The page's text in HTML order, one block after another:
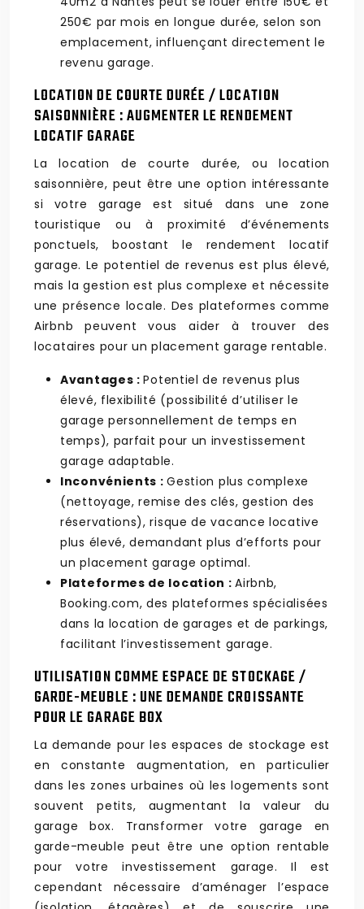
250€ par mois en longue durée, selon son
emplacement, influençant directement le
revenu garage.
LOCATION DE COURTE DURÉE / LOCATION
SAISONNIÈRE : AUGMENTER LE RENDEMENT
LOCATIF GARAGE
La location de courte durée, ou location
saisonnière, peut être une option intéressante
si votre garage est situé dans une zone
touristique ou à proximité d’événements
ponctuels, boostant le rendement locatif
garage. Le potentiel de revenus est plus élevé,
mais la gestion est plus complexe et nécessite
une présence locale. Des plateformes comme
Airbnb peuvent vous aider à trouver des
locataires pour un placement garage rentable.
Avantages :Potentiel de revenus plus
élevé, flexibilité (possibilité d’utiliser le
garage personnellement de temps en
temps), parfait pour un investissement
garage adaptable.
Inconvénients :Gestion plus complexe
(nettoyage, remise des clés, gestion des
réservations), risque de vacance locative
plus élevé, demandant plus d’efforts pour
un placement garage optimal.
Plateformes de location :Airbnb,
Booking.com, des plateformes spécialisées
dans la location de garages et de parkings,
facilitant l’investissement garage.
UTILISATION COMME ESPACE DE STOCKAGE /
GARDE-MEUBLE : UNE DEMANDE CROISSANTE
POUR LE GARAGE BOX
La demande pour les espaces de stockage est
en constante augmentation, en particulier
dans les zones urbaines où les logements sont
souvent petits, augmentant la valeur du
garage box. Transformer votre garage en
garde-meuble peut être une option rentable
pour votre investissement garage. Il est
cependant nécessaire d’aménager l’espace